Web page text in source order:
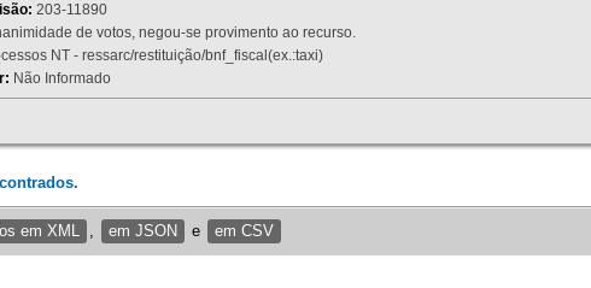
203-11890
de votos, negou-se provimento ao recurso.
NT - ressarc/restituição/bnf_fiscal(ex.:taxi)
Não Informado
em XML em JSON e em CSV